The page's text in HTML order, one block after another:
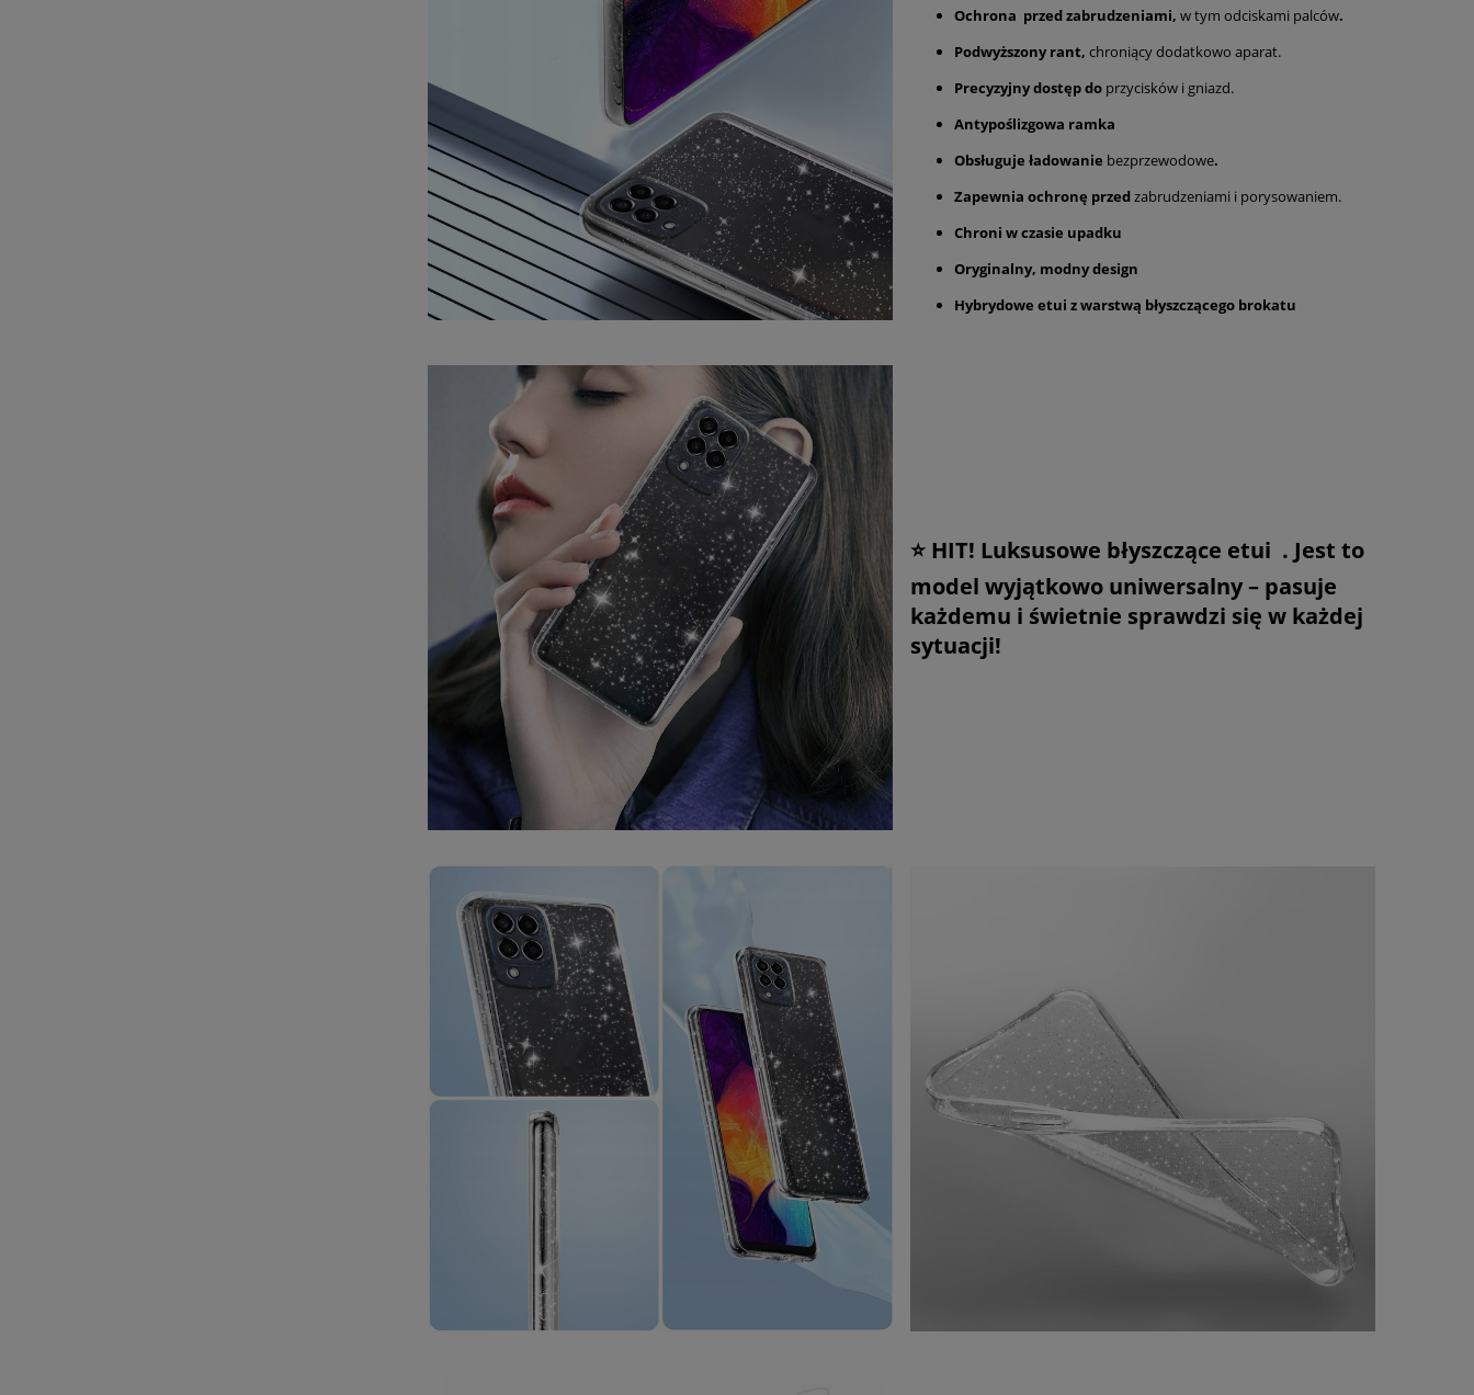
Ochrona przed zabrudzeniami, w tym odciskami palców.
Podwyższony rant, chroniący dodatkowo aparat.
Precyzyjny dostęp do przycisków i gniazd.
Antypoślizgowa ramka
Obsługuje ładowanie bezprzewodowe.
Zapewnia ochronę przedzabrudzeniami i porysowaniem.
Chroni w czasie upadku
Oryginalny, modny design
Hybrydowe etui z warstwą błyszczącego brokatu
⭐ HIT! Luksusowe błyszczące etui . Jest to
model wyjątkowo uniwersalny – pasuje
każdemu i świetnie sprawdzi się w każdej
sytuacji!